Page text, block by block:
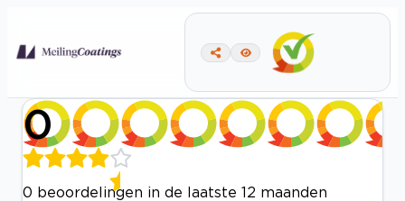
0
0 beoordelingen in de laatste 12 maanden